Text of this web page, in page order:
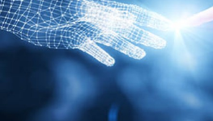
Craft
Customer Experience
Data & Insights
Digital transformation